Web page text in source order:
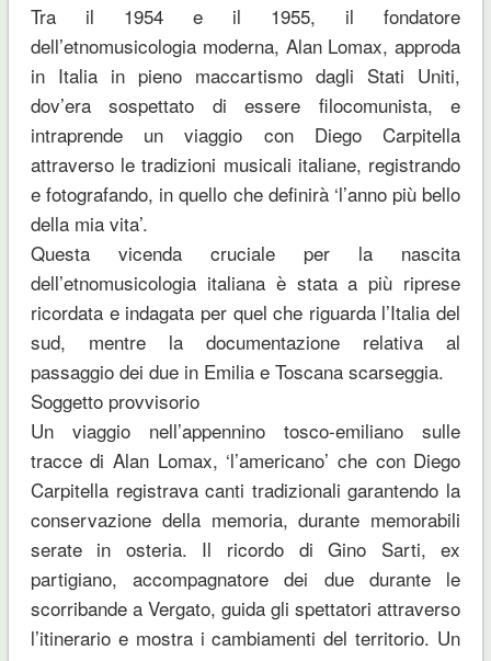
Tra il 1954 e il 1955, il fondatore
dell’etnomusicologia moderna, Alan Lomax, approda
in Italia in pieno maccartismo dagli Stati Uniti,
dov’era sospettato di essere filocomunista, e
intraprende un viaggio con Diego Carpitella
attraverso le tradizioni musicali italiane, registrando
e fotografando, in quello che definirà ‘l’anno più bello
della mia vita’.
Questa vicenda cruciale per la nascita
dell’etnomusicologia italiana è stata a più riprese
ricordata e indagata per quel che riguarda l’Italia del
sud, mentre la documentazione relativa al
passaggio dei due in Emilia e Toscana scarseggia.
Soggetto provvisorio
Un viaggio nell’appennino tosco-emiliano sulle
tracce di Alan Lomax, ‘l’americano’ che con Diego
Carpitella registrava canti tradizionali garantendo la
conservazione della memoria, durante memorabili
serate in osteria. Il ricordo di Gino Sarti, ex
partigiano, accompagnatore dei due durante le
scorribande a Vergato, guida gli spettatori attraverso
l’itinerario e mostra i cambiamenti del territorio. Un